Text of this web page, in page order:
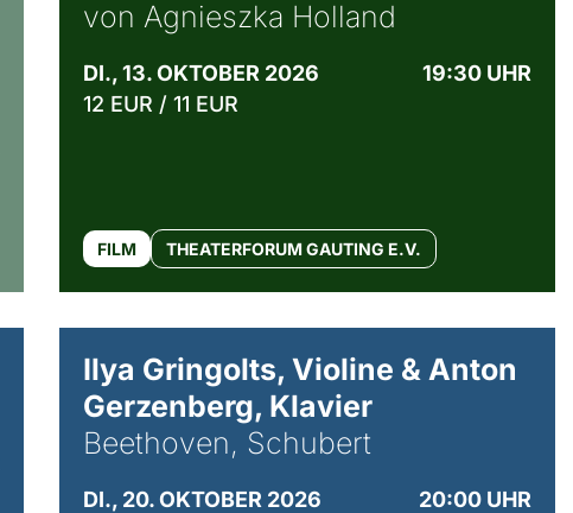
von Agnieszka Holland
DI., 13. OKTOBER 2026
19:30 UHR
12 EUR / 11 EUR
FILM THEATERFORUM GAUTING E.V.
Ilya Gringolts, Violine & Anton
Gerzenberg, Klavier
Beethoven, Schubert
DI., 20. OKTOBER 2026
20:00 UHR